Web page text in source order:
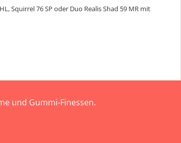
Squirrel 76 SP oder Duo Realis Shad 59 MR mit
und Gummi-Finessen.